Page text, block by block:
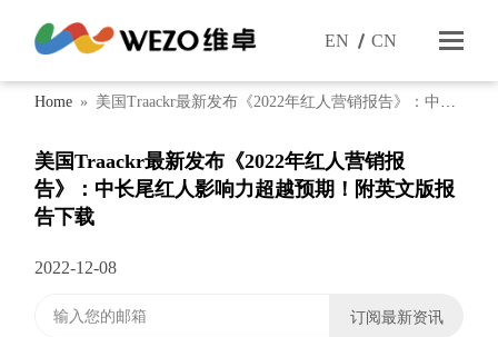
EN CN
Home » 美国Traackr最新发布《2022年红人营销报告》：中长
美国Traackr最新发布《2022年红人营销报
告》：中长尾红人影响力超越预期！附英文版报
告下载
2022-12-08